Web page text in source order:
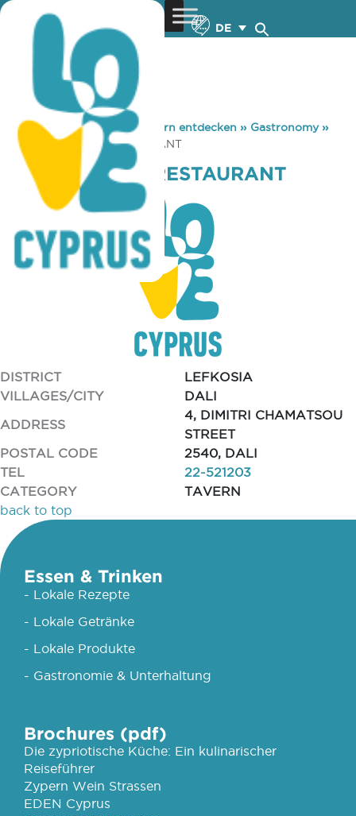
DE
You are here: Home »Zypern entdecken » Gastronomy»
TTASIS FAMILY RESTAURANT
TTASIS FAMILY RESTAURANT
DISTRICT
LEFKOSIA
VILLAGES/CITY
DALI
ADDRESS
4, DIMITRI CHAMATSOU
STREET
POSTAL CODE
2540, DALI
TEL
22-521203
CATEGORY
TAVERN
back to top
Essen & Trinken
- Lokale Rezepte
- Lokale Getränke
- Lokale Produkte
- Gastronomie & Unterhaltung
Brochures (pdf)
Die zypriotische Küche: Ein kulinarischer
Reiseführer
Zypern Wein Strassen
EDEN Cyprus